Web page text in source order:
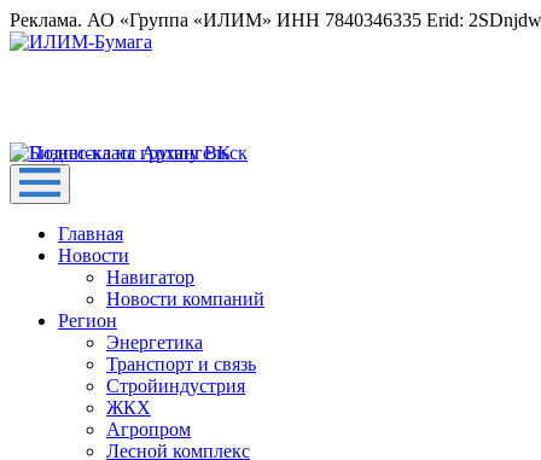
Реклама. АО «Группа «ИЛИМ» ИНН 7840346335 Erid:
Главная
Новости
Навигатор
Новости компаний
Регион
Энергетика
Транспорт и связь
Стройиндустрия
ЖКХ
Агропром
Лесной комплекс